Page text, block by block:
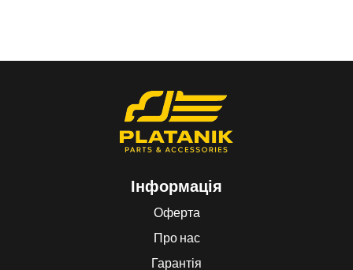
Інформація
Оферта
Про нас
Гарантія